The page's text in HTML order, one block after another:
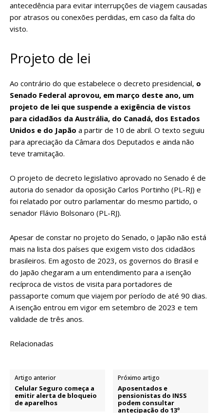
antecedência para evitar interrupções de viagem causadas
por atrasos ou conexões perdidas, em caso da falta do
visto.
Projeto de lei
Ao contrário do que estabelece o decreto presidencial, o
Senado Federal aprovou, em março deste ano, um
projeto de lei que suspende a exigência de vistos
para cidadãos da Austrália, do Canadá, dos Estados
Unidos e do Japão a partir de 10 de abril. O texto seguiu
para apreciação da Câmara dos Deputados e ainda não
teve tramitação.
O projeto de decreto legislativo aprovado no Senado é de
autoria do senador da oposição Carlos Portinho (PL-RJ) e
foi relatado por outro parlamentar do mesmo partido, o
senador Flávio Bolsonaro (PL-RJ).
Apesar de constar no projeto do Senado, o Japão não está
mais na lista dos países que exigem visto dos cidadãos
brasileiros. Em agosto de 2023, os governos do Brasil e
do Japão chegaram a um entendimento para a isenção
recíproca de vistos de visita para portadores de
passaporte comum que viajem por período de até 90 dias.
A isenção entrou em vigor em setembro de 2023 e tem
validade de três anos.
Relacionadas
Artigo anterior
Celular Seguro começa a
emitir alerta de bloqueio
de aparelhos
Próximo artigo
Aposentados e
pensionistas do INSS
podem consultar
antecipação do 13º